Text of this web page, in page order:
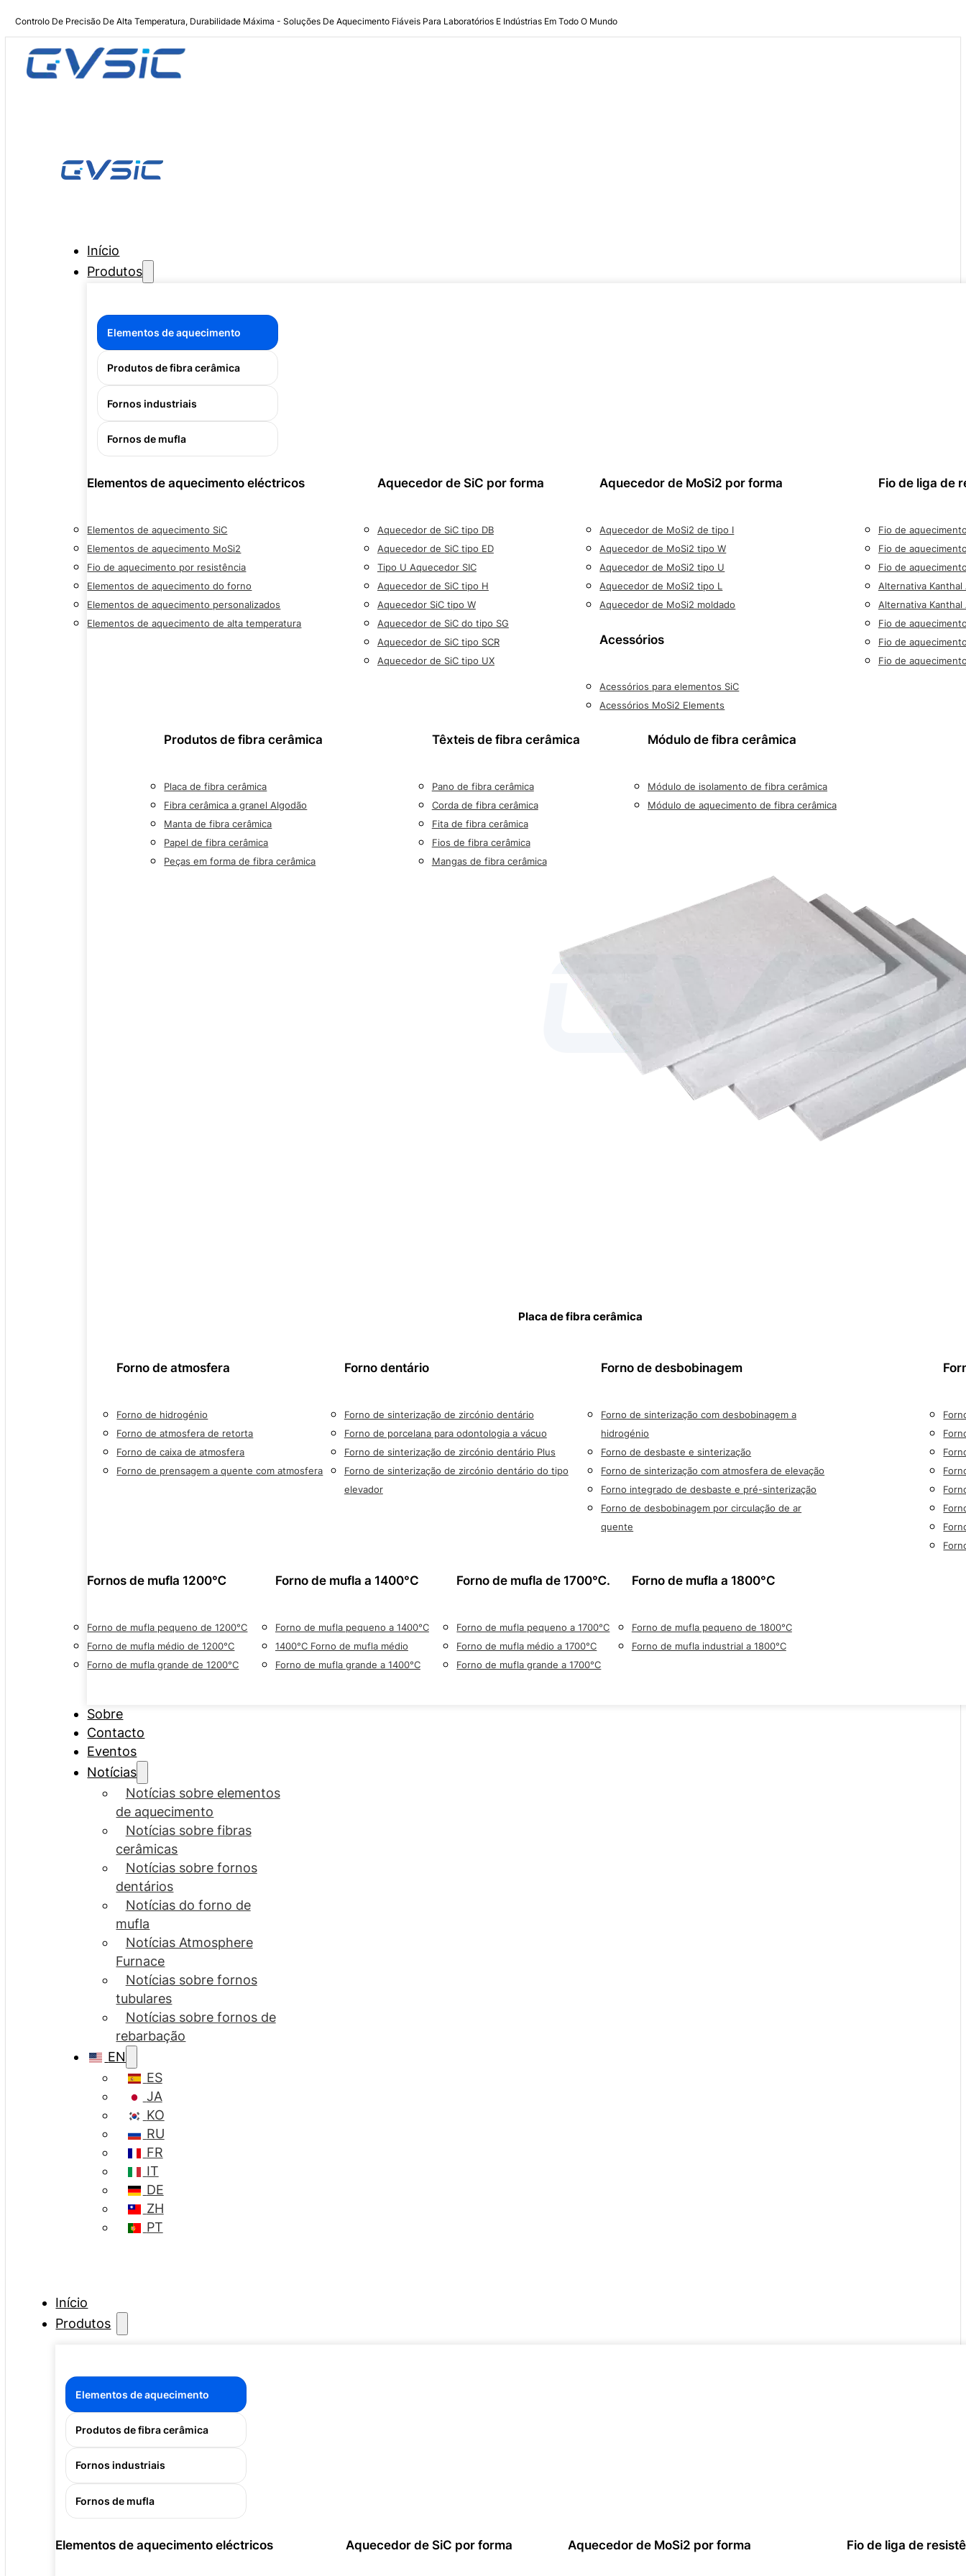
Controlo De Precisão De Alta Temperatura, Durabilidade Máxima - Soluções De Aquecimento Fiáveis Para Laboratórios E Indústrias Em Todo O Mundo
Início
Produtos
Elementos de aquecimento
Produtos de fibra cerâmica
Fornos industriais
Fornos de mufla
Elementos de aquecimento eléctricos
Elementos de aquecimento SiC
Elementos de aquecimento MoSi2
Fio de aquecimento por resistência
Elementos de aquecimento do forno
Elementos de aquecimento personalizados
Elementos de aquecimento de alta temperatura
Aquecedor de SiC por forma
Aquecedor de SiC tipo DB
Aquecedor de SiC tipo ED
Tipo U Aquecedor SIC
Aquecedor de SiC tipo H
Aquecedor SiC tipo W
Aquecedor de SiC do tipo SG
Aquecedor de SiC tipo SCR
Aquecedor de SiC tipo UX
Aquecedor de MoSi2 por forma
Aquecedor de MoSi2 de tipo I
Aquecedor de MoSi2 tipo W
Aquecedor de MoSi2 tipo U
Aquecedor de MoSi2 tipo L
Aquecedor de MoSi2 moldado
Acessórios
Acessórios para elementos SiC
Acessórios MoSi2 Elements
Fio de liga de
Fio de
Fio de
Fio de
Alternativa Kanthal
Alternativa Kanthal
Fio de
Fio de
Fio de
Produtos de fibra cerâmica
Placa de fibra cerâmica
Fibra cerâmica a granel Algodão
Manta de fibra cerâmica
Papel de fibra cerâmica
Peças em forma de fibra cerâmica
Têxteis de fibra cerâmica
Pano de fibra cerâmica
Corda de fibra cerâmica
Fita de fibra cerâmica
Fios de fibra cerâmica
Mangas de fibra cerâmica
Módulo de fibra cerâmica
Módulo de isolamento de fibra cerâmica
Módulo de aquecimento de fibra cerâmica
Placa de fibra cerâmica
Forno de atmosfera
Forno de hidrogénio
Forno de atmosfera de retorta
Forno de caixa de atmosfera
Forno de prensagem a quente com atmosfera
Forno dentário
Forno de sinterização de zircónio dentário
Forno de porcelana para odontologia a vácuo
Forno de sinterização de zircónio dentário Plus
Forno de sinterização de zircónio dentário do tipo
elevador
Forno de desbobinagem
Forno de sinterização com desbobinagem a
hidrogénio
Forno de desbaste e sinterização
Forno de sinterização com atmosfera de elevação
Forno integrado de desbaste e pré-sinterização
Forno de desbobinagem por circulação de ar
quente
Fornos de mufla 1200℃
Forno de mufla pequeno de 1200°C
Forno de mufla médio de 1200°C
Forno de mufla grande de 1200°C
Forno de mufla a 1400°C
Forno de mufla pequeno a 1400°C
1400°C Forno de mufla médio
Forno de mufla grande a 1400°C
Forno de mufla de 1700℃.
Forno de mufla pequeno a 1700°C
Forno de mufla médio a 1700°C
Forno de mufla grande a 1700°C
Forno de mufla a 1800°C
Forno de mufla pequeno de 1800°C
Forno de mufla industrial a 1800°C
Sobre
Contacto
Eventos
Notícias
Notícias sobre elementos
de aquecimento
Notícias sobre fibras
cerâmicas
Notícias sobre fornos
dentários
Notícias do forno de
mufla
Notícias Atmosphere
Furnace
Notícias sobre fornos
tubulares
Notícias sobre fornos de
rebarbação
EN
ES
JA
KO
RU
FR
IT
DE
ZH
PT
Início
Produtos
Elementos de aquecimento
Produtos de fibra cerâmica
Fornos industriais
Fornos de mufla
Elementos de aquecimento eléctricos Aquecedor de SiC por forma Aquecedor de MoSi2 por forma Fio de liga de